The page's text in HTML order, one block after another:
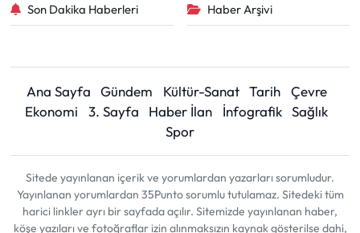
Son Dakika Haberleri Haber Arşivi
Ana Sayfa Gündem Kültür-Sanat Tarih
Çevre
Ekonomi
3. Sayfa Haber İlan İnfografik Sağlık
Spor
Sitede yayınlanan içerik ve yorumlardan yazarları sorumludur.
Yayınlanan yorumlardan 35Punto sorumlu tutulamaz. Sitedeki tüm
harici linkler ayrı bir sayfada açılır. Sitemizde yayınlanan haber,
köşe yazıları ve fotoğraflar izin alınmaksızın kaynak gösterilse dahi,